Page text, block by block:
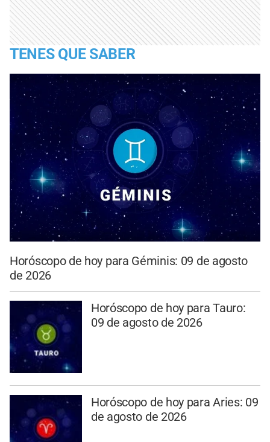
TENES QUE SABER
Horóscopo de hoy para Géminis: 09 de agosto
de 2026
Horóscopo de hoy para Tauro:
09 de agosto de 2026
Horóscopo de hoy para Aries: 09
de agosto de 2026